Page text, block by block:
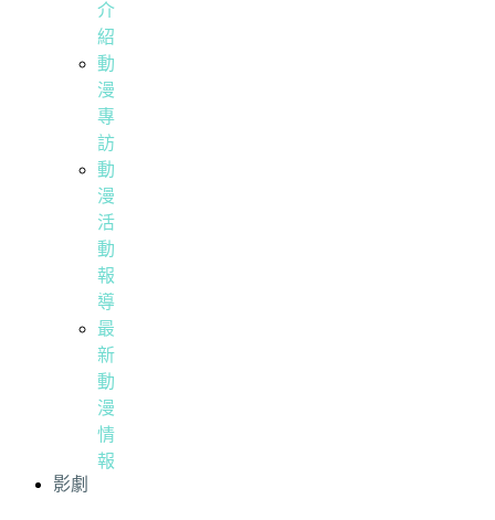
介
紹
動
漫
專
訪
動
漫
活
動
報
導
最
新
動
漫
情
報
影劇